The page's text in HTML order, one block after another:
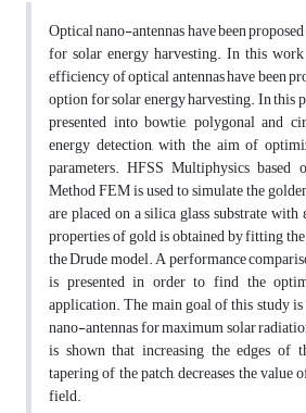
Optical nano-antennas have been
for solar energy harvesting. In this
efficiency of optical antennas have been
option for solar energy harvesting. In this
presented into bowtie, polygonal and
energy detection, with the aim of
parameters. HFSS Multiphysics
Method FEM is used to simulate the
are placed on a silica glass substrate
properties of gold is obtained by fitting
the Drude model. A performance
is presented in order to find the
application. The main goal of this study
nano-antennas for maximum solar
is shown that increasing the edges of
tapering of the patch, decreases the value
field.